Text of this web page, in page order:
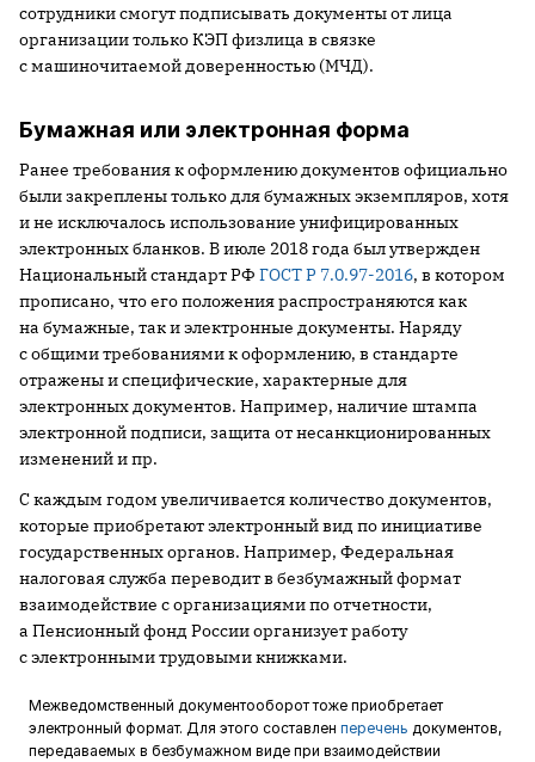
сотрудники смогут подписывать документы от лица
организации только КЭП физлица в связке
с машиночитаемой доверенностью (МЧД).
Бумажная или электронная форма
Ранее требования к оформлению документов официально
были закреплены только для бумажных экземпляров, хотя
и не исключалось использование унифицированных
электронных бланков. В июле 2018 года был утвержден
Национальный стандарт РФ ГОСТ Р 7.0.97-2016, в котором
прописано, что его положения распространяются как
на бумажные, так и электронные документы. Наряду
с общими требованиями к оформлению, в стандарте
отражены и специфические, характерные для
электронных документов. Например, наличие штампа
электронной подписи, защита от несанкционированных
изменений и пр.
С каждым годом увеличивается количество документов,
которые приобретают электронный вид по инициативе
государственных органов. Например, Федеральная
налоговая служба переводит в безбумажный формат
взаимодействие с организациями по отчетности,
а Пенсионный фонд России организует работу
с электронными трудовыми книжками.
Межведомственный документооборот тоже приобретает
электронный формат. Для этого составлен перечень документов,
передаваемых в безбумажном виде при взаимодействии